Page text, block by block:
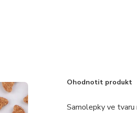
Ohodnotit produkt
Samolepky ve tvaru